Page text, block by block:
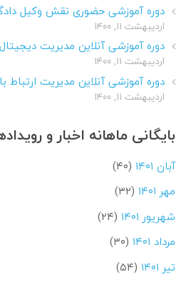
دوره آموزشی حضوری نقش وکیل
اردیبهشت ۱۱, ۱۴۰۰
دوره آموزشی آنلاین مدیریت
اردیبهشت ۱۱, ۱۴۰۰
دوره آموزشی آنلاین مدیریت ارتباط
اردیبهشت ۱۱, ۱۴۰۰
بایگانی ماهانه اخبار و
آبان ۱۴۰۱
(۴۰)
مهر ۱۴۰۱
(۳۲)
شهریور ۱۴۰۱
(۲۴)
مرداد ۱۴۰۱
(۳۰)
تیر ۱۴۰۱
(۵۴)